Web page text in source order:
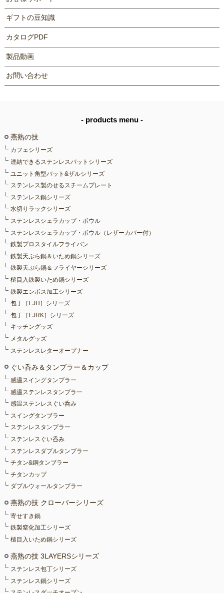
ギフトの豆知識
カタログPDF
製品動画
お問い合わせ
- products menu -
燕熟の技
カフェシリーズ
連結できるステンレスバットシリーズ
ユニット角型バット&ザルシリーズ
ステンレス製のせるスチームプレート
ステンレス鍋シリーズ
水切りラックシリーズ
ステンレスシェラカップ・ボウル
ステンレスシェラカップ・ボウル（レザーカバー付）
鉄製プロスタイルフライパン
鉄製天ぷら鍋＆いため鍋シリーズ
鉄製天ぷら鍋＆フライヤーシリーズ
槌目入鉄製いため鍋シリーズ
鉄製エンボス加工シリーズ
包丁［EJH］シリーズ
包丁［EJRK］シリーズ
キッチングッズ
メタルグッズ
ステンレスレターオープナー
ぐい呑み＆タンブラー＆カップ
感温スイングタンブラー
感温ステンレスタンブラー
感温ステンレスぐい呑み
スイングタンブラー
ステンレスタンブラー
ステンレスぐい呑み
ステンレスダブルタンブラー
チタン&銅タンブラー
チタンカップ
ダブルウォールタンブラー
燕熟の技 クローバーシリーズ
寄せすき鍋
鉄製窒化加工シリーズ
槌目入いため鍋シリーズ
燕熟の技 3LAYERSシリーズ
ステンレス包丁シリーズ
ステンレス鍋シリーズ